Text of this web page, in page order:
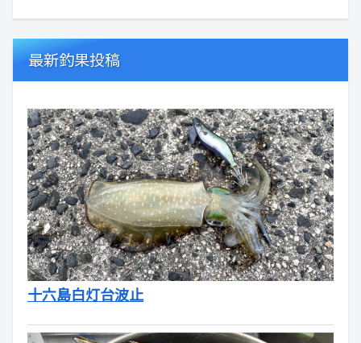
最新釣果投稿
十六島白灯台波止